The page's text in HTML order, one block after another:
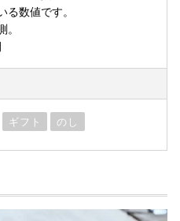
数値です。
ギフト のし